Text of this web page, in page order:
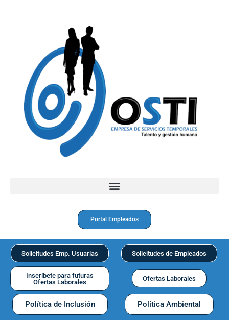
Portal Empleados
Solicitudes Emp. Usuarias Solicitudes de Empleados
Inscríbete para futuras
Ofertas Laborales
Ofertas Laborales
Política de Inclusión Política Ambiental